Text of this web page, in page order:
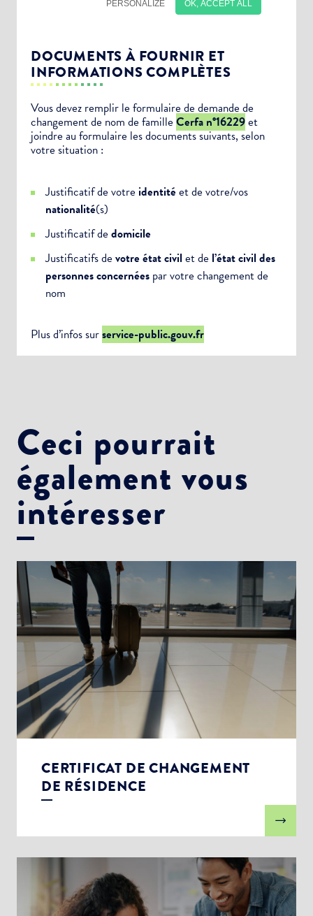
DOCUMENTS À FOURNIR ET
INFORMATIONS COMPLÈTES
Vous devez remplir le formulaire de demande de
changement de nom de famille Cerfa n°16229et
joindre au formulaire les documents suivants, selon
votre situation :
Justificatif de votre identitéet de votre/vos
nationalité(s)
Justificatif de domicile
Justificatifs de votre état civilet de l’état civil des
personnes concernées par votre changement de
nom
Plus d’infos surservice-public.gouv.fr
Ceci pourrait
également vous
intéresser
CERTIFICAT DE CHANGEMENT
DE RÉSIDENCE
Choisissez votre abonnement :
Newsletter Culture
Newsletter Sport et Vie associative